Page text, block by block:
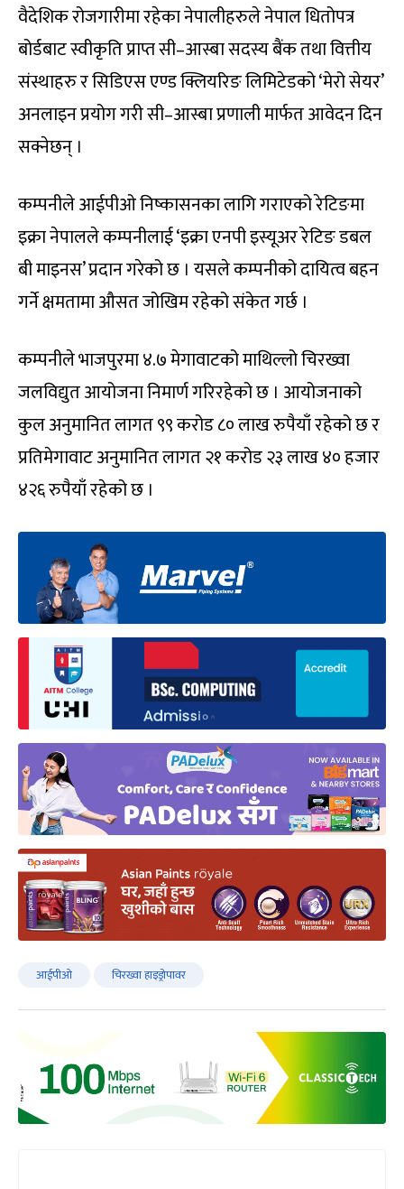
वैदेशिक रोजगारीमा रहेका नेपालीहरुले नेपाल धितोपत्र
बोर्डबाट स्वीकृति प्राप्त सी–आस्बा सदस्य बैंक तथा वित्तीय
संस्थाहरु र सिडिएस एण्ड क्लियरिङ लिमिटेडको ‘मेरो सेयर’
अनलाइन प्रयोग गरी सी–आस्बा प्रणाली मार्फत आवेदन दिन
सक्नेछन् ।
कम्पनीले आईपीओ निष्कासनका लागि गराएको रेटिङमा
इक्रा नेपालले कम्पनीलाई ‘इक्रा एनपी इस्यूअर रेटिङ डबल
बी माइनस’ प्रदान गरेको छ । यसले कम्पनीको दायित्व बहन
गर्ने क्षमतामा औसत जोखिम रहेको संकेत गर्छ ।
कम्पनीले भाजपुरमा ४.७ मेगावाटको माथिल्लो चिरख्वा
जलविद्युत आयोजना निमार्ण गरिरहेको छ । आयोजनाको
कुल अनुमानित लागत ९९ करोड ८० लाख रुपैयाँ रहेको छ र
प्रतिमेगावाट अनुमानित लागत २१ करोड २३ लाख ४० हजार
४२६ रुपैयाँ रहेको छ ।
आईपीओ चिरख्वा हाइड्रोपावर